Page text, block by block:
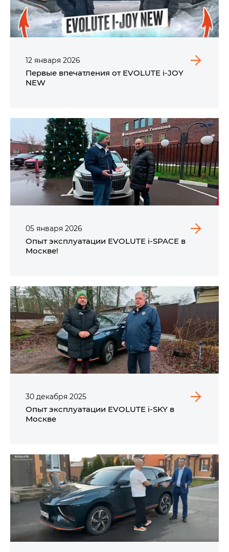
12 января 2026
Первые впечатления от EVOLUTE i‑JOY
NEW
05 января 2026
Опыт эксплуатации EVOLUTE i‑SPACE в
Москве!
30 декабря 2025
Опыт эксплуатации EVOLUTE i‑SKY в
Москве